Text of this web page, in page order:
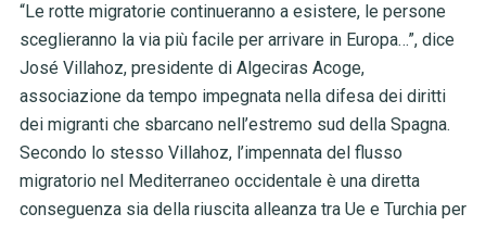
“Le rotte migratorie continueranno a esistere, le persone
sceglieranno la via più facile per arrivare in Europa…”, dice
José Villahoz, presidente di Algeciras Acoge,
associazione da tempo impegnata nella difesa dei diritti
dei migranti che sbarcano nell’estremo sud della Spagna.
Secondo lo stesso Villahoz, l’impennata del flusso
migratorio nel Mediterraneo occidentale è una diretta
conseguenza sia della riuscita alleanza tra Ue e Turchia per